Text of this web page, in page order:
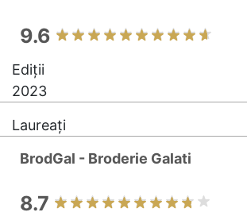
9.6
Ediții
2023
Laureați
BrodGal - Broderie Galati
8.7